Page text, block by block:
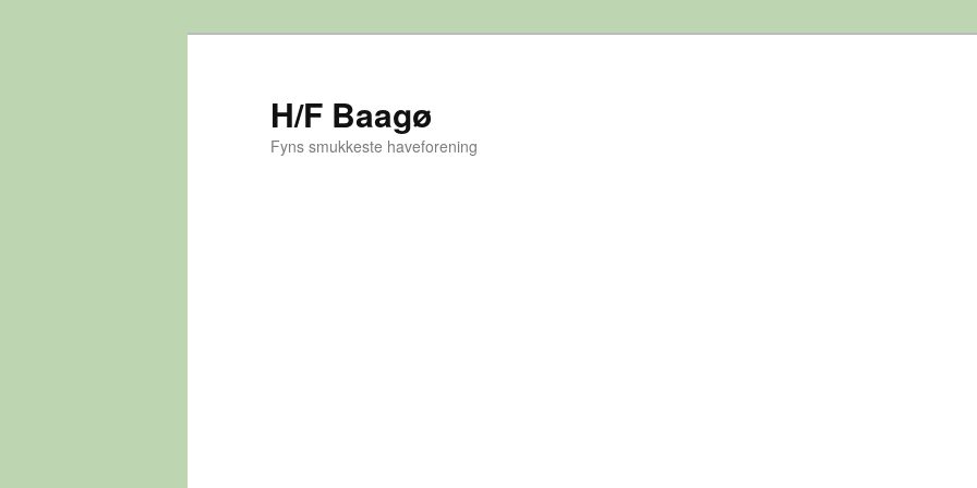
H/F Baagø
Fyns smukkeste haveforening